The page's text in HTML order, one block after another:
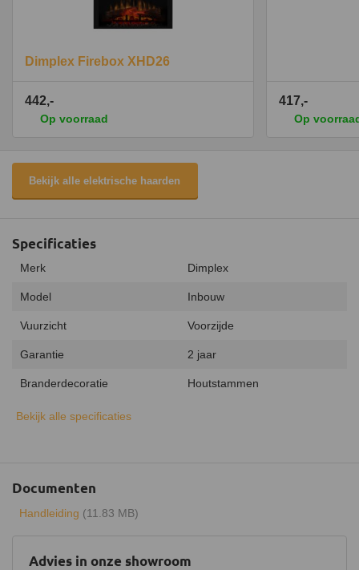
Dimplex Firebox XHD26
442,-
Op voorraad
417,-
Op
Bekijk alle elektrische haarden
Advies in onze showroom
Specificaties
Merk Dimplex
Model Inbouw
Vuurzicht Voorzijde
Garantie 2 jaar
Branderdecoratie Houtstammen
Afstandsbediening
Lichtmodule LED
Bekijk alle specificaties
Documenten
Handleiding (11.83 MB)